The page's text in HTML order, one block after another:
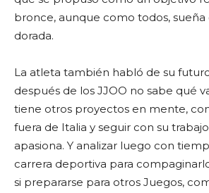
bronce, aunque como todos,
dorada.
La atleta también habló de su
después de los JJOO no sabe qué
tiene otros proyectos en mente,
fuera de Italia y seguir con su
apasiona. Y analizar luego con
carrera deportiva para
si prepararse para otros Juegos,